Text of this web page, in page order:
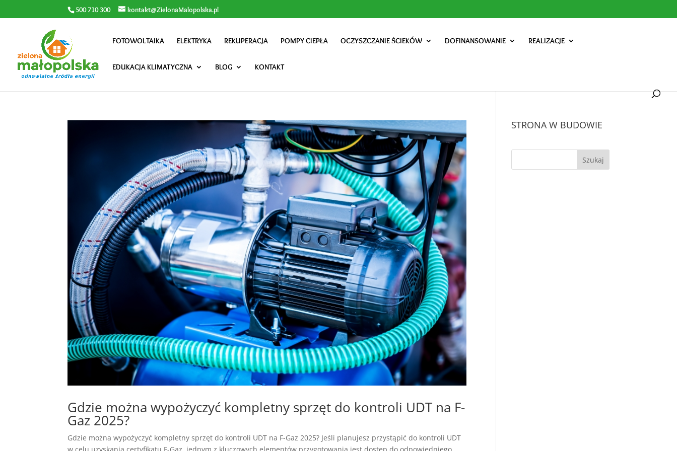
500 710 300 kontakt@ZielonaMalopolska.pl
FOTOWOLTAIKA ELEKTRYKA REKUPERACJA POMPY CIEPŁA OCZYSZCZANIE ŚCIEKÓW DOFINANSOWANIE REALIZACJE
EDUKACJA KLIMATYCZNA BLOG KONTAKT
Gdzie można wypożyczyć kompletny sprzęt do kontroli UDT na F-
Gaz 2025?
Gdzie można wypożyczyć kompletny sprzęt do kontroli UDT na F-Gaz 2025? Jeśli planujesz przystąpić do kontroli UDT
STRONA W BUDOWIE